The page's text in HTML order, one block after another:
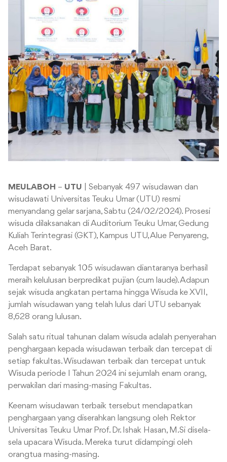
MEULABOH – UTU | Sebanyak 497 wisudawan dan
wisudawati Universitas Teuku Umar (UTU) resmi
menyandang gelar sarjana, Sabtu (24/02/2024). Prosesi
wisuda dilaksanakan di Auditorium Teuku Umar, Gedung
Kuliah Terintegrasi (GKT), Kampus UTU, Alue Penyareng,
Aceh Barat.
Terdapat sebanyak 105 wisudawan diantaranya berhasil
meraih kelulusan berpredikat pujian (cum laude). Adapun
sejak wisuda angkatan pertama hingga Wisuda ke XVII,
jumlah wisudawan yang telah lulus dari UTU sebanyak
8,628 orang lulusan.
Salah satu ritual tahunan dalam wisuda adalah penyerahan
penghargaan kepada wisudawan terbaik dan tercepat di
setiap fakultas. Wisudawan terbaik dan tercepat untuk
Wisuda periode I Tahun 2024 ini sejumlah enam orang,
perwakilan dari masing-masing Fakultas.
Keenam wisudawan terbaik tersebut mendapatkan
penghargaan yang diserahkan langsung oleh Rektor
Universitas Teuku Umar Prof. Dr. Ishak Hasan, M.Si disela-
sela upacara Wisuda. Mereka turut didampingi oleh
orangtua masing-masing.